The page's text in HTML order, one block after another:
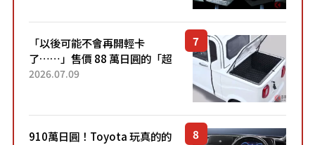
「以後可能不會再開輕卡
了……」售價 88 萬日圓的「超
迷你輕型貨車」引發兩極評
了！...
2026.07.09
910萬日圓！Toyota 玩真的的